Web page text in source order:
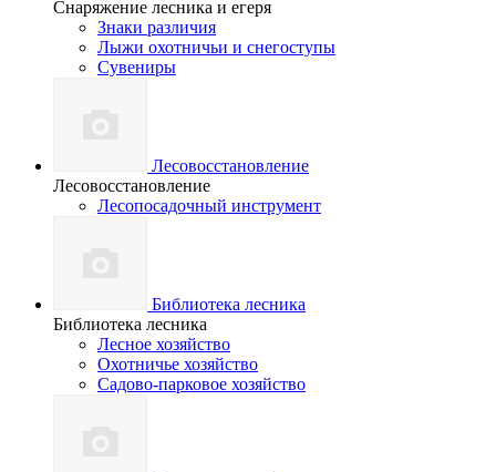
Снаряжение лесника и егеря
Знаки различия
Лыжи охотничьи и снегоступы
Сувениры
Лесовосстановление
Лесовосстановление
Лесопосадочный инструмент
Библиотека лесника
Библиотека лесника
Лесное хозяйство
Охотничье хозяйство
Садово-парковое хозяйство